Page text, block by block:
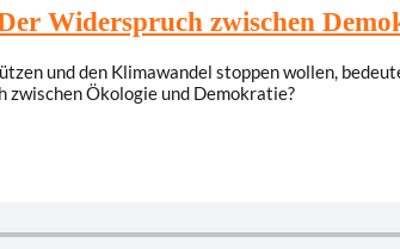
Widerspruch zwischen
und den Klimawandel stoppen wollen,
zwischen Ökologie und Demokratie?